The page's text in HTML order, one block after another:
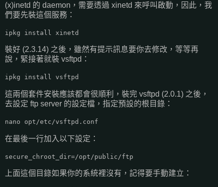
(x)inetd 的 daemon，需要透過 xinetd 來呼叫啟動，因此，我
們要先裝這個服務：
ipkg install xinetd
裝好 (2.3.14) 之後，雖然有提示訊息要你去修改，等等再
說，緊接著就裝 vsftpd：
ipkg install vsftpd
這兩個套件安裝應該都會很順利，裝完 vsftpd (2.0.1) 之後，
去設定 ftp server 的設定檔，指定預設的根目錄：
nano opt/etc/vsftpd.conf
在最後一行加入以下設定：
secure_chroot_dir=/opt/public/ftp
上面這個目錄如果你的系統裡沒有，記得要手動建立：